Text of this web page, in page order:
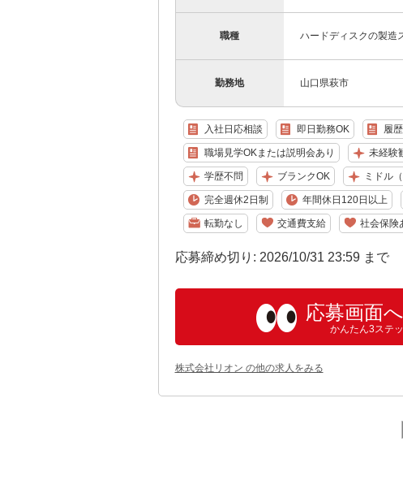
職種 ハードディスクの製造
勤務地 山口県萩市
入社日応相談 即日勤務OK 履
職場見学OKまたは説明会あり 未経験
学歴不問 ブランクOK ミドル
完全週休2日制 年間休日120日以上
転勤なし 交通費支給 社会保険
応募締め切り: 2026/10/31 23:59 まで
応募画面
かんたん3ステッ
株式会社リオン の他の求人をみる